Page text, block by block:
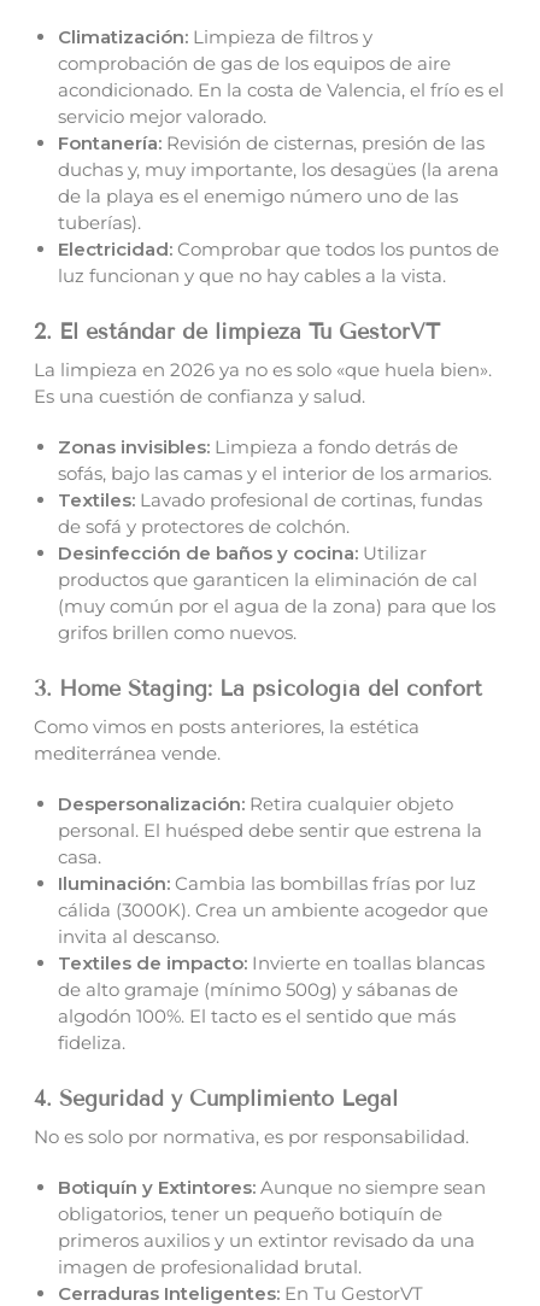
Climatización:Limpieza de filtros y
comprobación de gas de los equipos de aire
acondicionado. En la costa de Valencia, el frío es el
servicio mejor valorado.
Fontanería:Revisión de cisternas, presión de las
duchas y, muy importante, los desagües (la arena
de la playa es el enemigo número uno de las
tuberías).
Electricidad:Comprobar que todos los puntos de
luz funcionan y que no hay cables a la vista.
2. El estándar de limpieza Tu GestorVT
La limpieza en 2026 ya no es solo «que huela bien».
Es una cuestión de confianza y salud.
Zonas invisibles:Limpieza a fondo detrás de
sofás, bajo las camas y el interior de los armarios.
Textiles:Lavado profesional de cortinas, fundas
de sofá y protectores de colchón.
Desinfección de baños y cocina:Utilizar
productos que garanticen la eliminación de cal
(muy común por el agua de la zona) para que los
grifos brillen como nuevos.
3. Home Staging: La psicología del confort
Como vimos en posts anteriores, la estética
mediterránea vende.
Despersonalización:Retira cualquier objeto
personal. El huésped debe sentir que estrena la
casa.
Iluminación:Cambia las bombillas frías por luz
cálida (3000K). Crea un ambiente acogedor que
invita al descanso.
Textiles de impacto:Invierte en toallas blancas
de alto gramaje (mínimo 500g) y sábanas de
algodón 100%. El tacto es el sentido que más
fideliza.
4. Seguridad y Cumplimiento Legal
No es solo por normativa, es por responsabilidad.
Botiquín y Extintores:Aunque no siempre sean
obligatorios, tener un pequeño botiquín de
primeros auxilios y un extintor revisado da una
imagen de profesionalidad brutal.
Cerraduras Inteligentes:En Tu GestorVT